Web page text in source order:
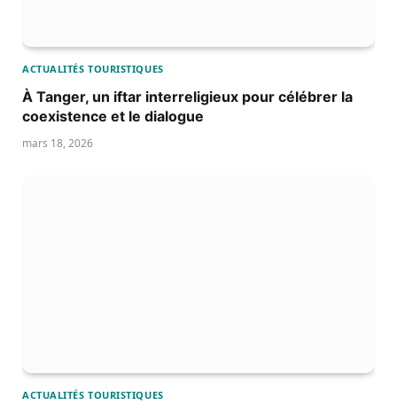
ACTUALITÉS TOURISTIQUES
À Tanger, un iftar interreligieux pour célébrer la
coexistence et le dialogue
mars 18, 2026
ACTUALITÉS TOURISTIQUES